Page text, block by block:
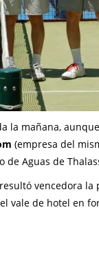
la mañana,
(empresa del
Aguas de
vencedora
vale de hotel en